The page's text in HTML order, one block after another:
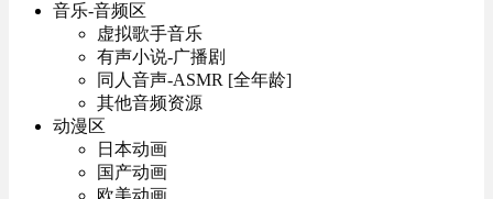
音乐-音频区
虚拟歌手音乐
有声小说-广播剧
同人音声-ASMR [全年龄]
其他音频资源
动漫区
日本动画
国产动画
欧美动画